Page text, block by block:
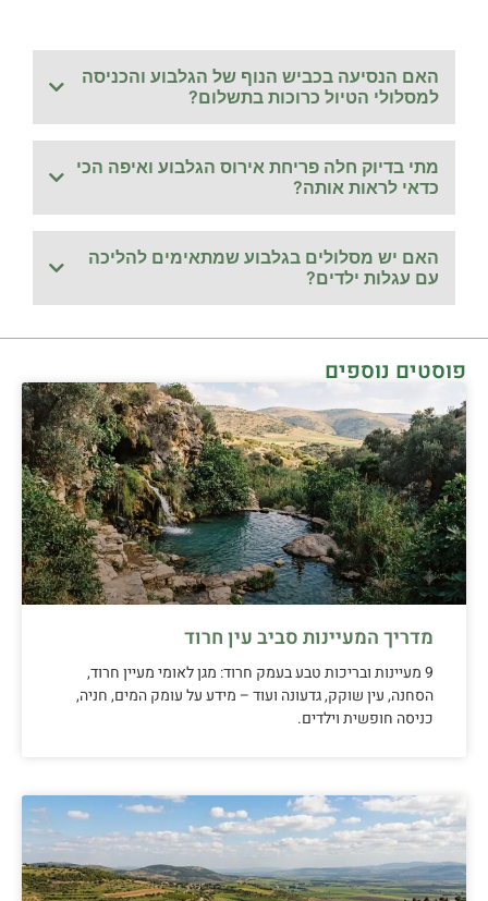
האם הנסיעה בכביש הנוף של הגלבוע והכניסה
למסלולי הטיול כרוכות בתשלום?
מתי בדיוק חלה פריחת אירוס הגלבוע ואיפה הכי
כדאי לראות אותה?
האם יש מסלולים בגלבוע שמתאימים להליכה
עם עגלות ילדים?
פוסטים נוספים
מדריך המעיינות סביב עין חרוד
9 מעיינות ובריכות טבע בעמק חרוד: מגן לאומי מעיין חרוד,
הסחנה, עין שוקק, גדעונה ועוד – מידע על עומק המים, חניה,
כניסה חופשית וילדים.